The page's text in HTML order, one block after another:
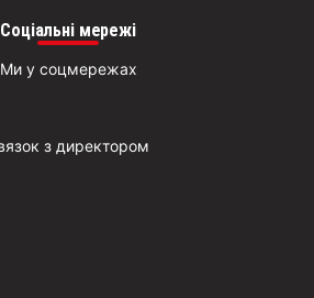
Соціальні мережі
Ми у соцмережах
з директором